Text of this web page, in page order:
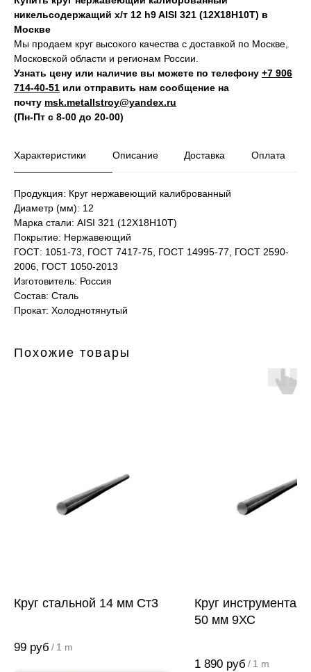
никельсодержащий х/т 12 h9 AISI 321 (12Х18Н10Т) в
Москве
Мы продаем круг высокого качества с доставкой по Москве,
Московской области и регионам России.
Узнать цену или наличие вы можете по телефону +7 906
714‑40-51 или отправить нам сообщение на
почту msk.metallstroy@yandex.ru
(Пн-Пт с 8-00 до 20-00)
Характеристики Описание Доставка Оплата
Продукция: Круг нержавеющий калиброванный
Диаметр (мм): 12
Марка стали: AISI 321 (12Х18Н10Т)
Покрытие: Нержавеющий
ГОСТ: 1051-73, ГОСТ 7417-75, ГОСТ 14995-77, ГОСТ 2590-
2006, ГОСТ 1050-2013
Изготовитель: Россия
Состав: Сталь
Прокат: Холоднотянутый
Похожие товары
Круг стальной 14 мм Ст3
99 руб / 1 m
Круг
50 мм 9ХС
1 890 руб / 1 m